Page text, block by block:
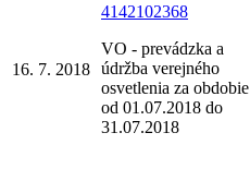
16. 7. 2018
4142102368
VO - prevádzka a
údržba verejného
osvetlenia za obdobie
od 01.07.2018 do
31.07.2018